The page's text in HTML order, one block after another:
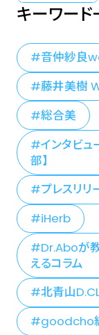
キーワー
音仲紗良
藤井美樹
総合美
インタビュ
部】
プレスリリ
iHerb
Dr.Aboが
えるコラム
北青山
goodcho